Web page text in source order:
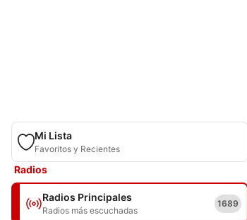
Mi Lista
Favoritos y Recientes
Radios
Radios Principales
Radios más escuchadas
1689